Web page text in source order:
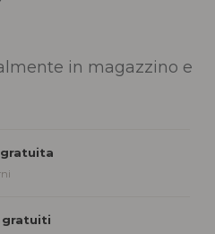
in magazzino e
gratuiti